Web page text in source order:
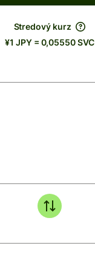
Stredový kurz
¥1 JPY = 0,05550 SVC